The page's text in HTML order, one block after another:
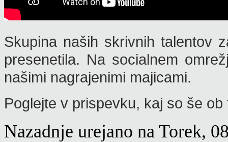
Skupina naših skrivnih talentov
presenetila. Nasocialnem
našimi nagrajenimi majicami.
Poglejte v prispevku, kaj so še ob
Nazadnje urejano na Torek,